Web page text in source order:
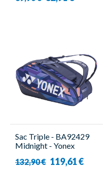
Sac Triple - BA92429
Midnight - Yonex
132,90 € 119,61 €